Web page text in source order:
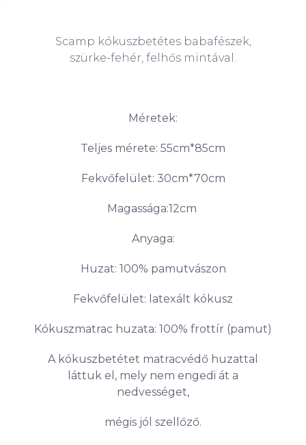
Scamp kókuszbetétes babafészek,
szürke-fehér, felhős mintával.
Méretek:
Teljes mérete: 55cm*85cm
Fekvőfelület: 30cm*70cm
Magassága:12cm
Anyaga:
Huzat: 100% pamutvászon
Fekvőfelület: latexált kókusz
Kókuszmatrac huzata: 100% frottír (pamut)
A kókuszbetétet matracvédő huzattal
láttuk el, mely nem engedi át a
nedvességet,
mégis jól szellőző.